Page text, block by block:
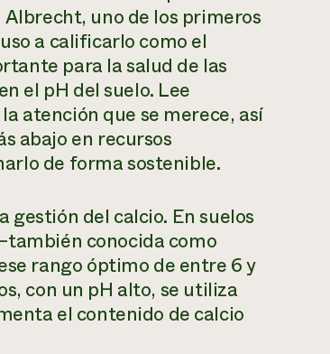
Albrecht, uno de los primeros
a calificarlo como el
para la salud de las
el pH del suelo. Lee
atención que se merece, así
abajo en recursos
de forma sostenible.
gestión del calcio. En suelos
conocida como
rango óptimo de entre 6 y
con un pH alto, se utiliza
el contenido de calcio